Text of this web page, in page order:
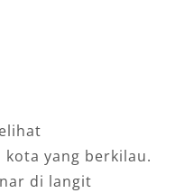
yang berkilau.
di langit